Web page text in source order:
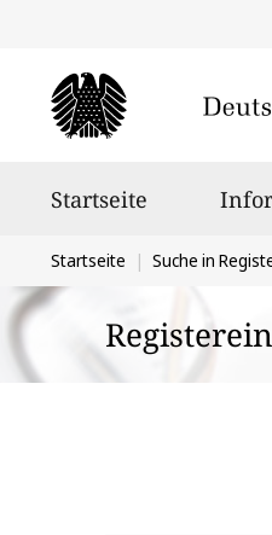
Startseite
Sie
befinden
sich
hier:
Startseite Suche in